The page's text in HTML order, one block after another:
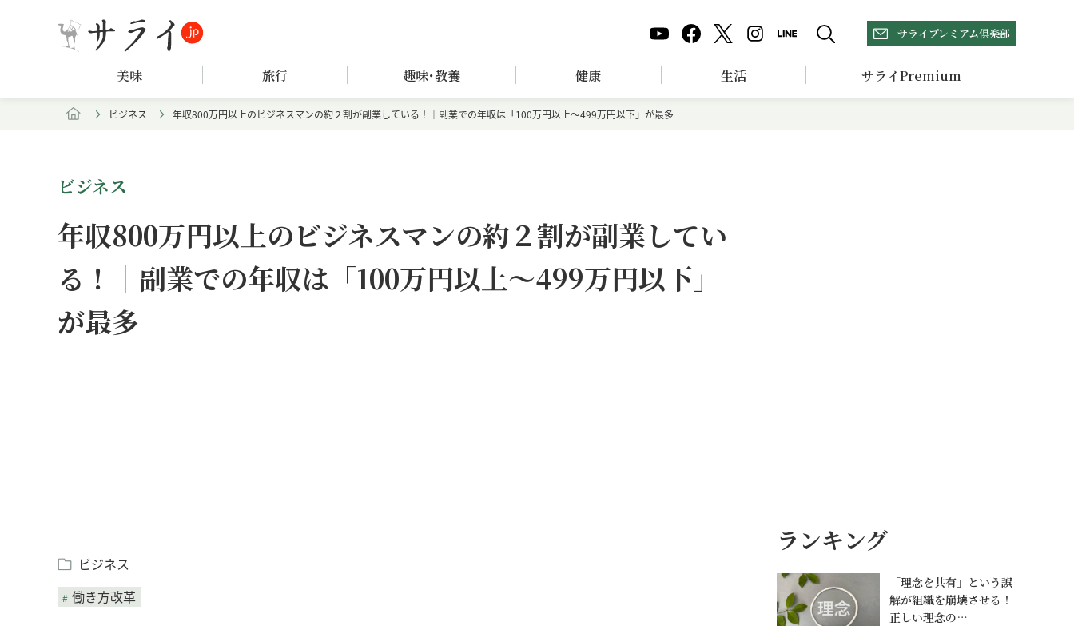
サライプレミアム倶楽部
美味 旅行 趣味･教養 健康 生活 サライPremium
ビジネス 年収800万円以上のビジネスマンの約２割が副業している！｜副業での年収は「100万円以上～499万円以下」が最多
ビジネス
年収800万円以上のビジネスマンの約２割が副業してい
る！｜副業での年収は「100万円以上～499万円以下」
が最多
ビジネス
働き方改革
ランキング
「理念を共有」という誤
解が組織を崩壊させる！
正しい理念の…